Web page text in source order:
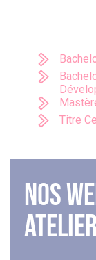
Titre
Nos